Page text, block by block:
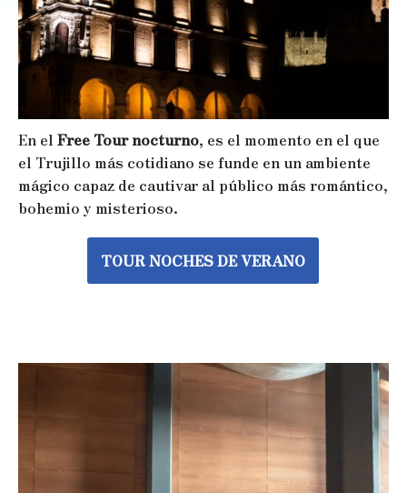
En el Free Tour nocturno, es el momento en el que
el Trujillo más cotidiano se funde en un ambiente
mágico capaz de cautivar al público más romántico,
bohemio y misterioso.
TOUR NOCHES DE VERANO